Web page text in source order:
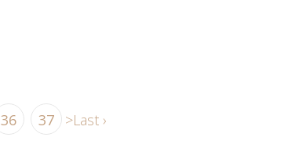
36 37 >Last ›